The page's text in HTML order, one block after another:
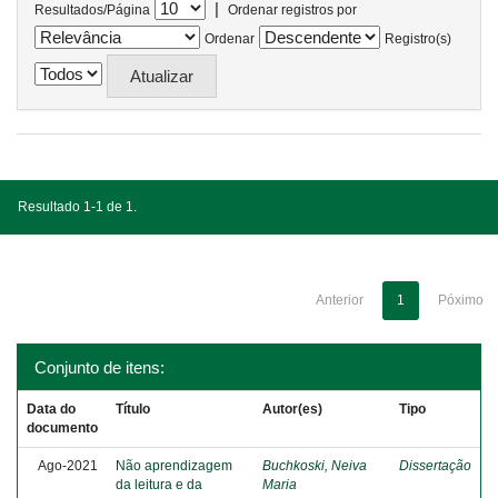
Resultados/Página |
Ordenar registros por
Ordenar
Registro(s)
Resultado 1-1 de 1.
Anterior 1 Póximo
Conjunto de itens:
Data do
documento
Título Autor(es) Tipo
Ago-2021
Não aprendizagem
da leitura e da
Buchkoski, Neiva
Maria
Dissertação